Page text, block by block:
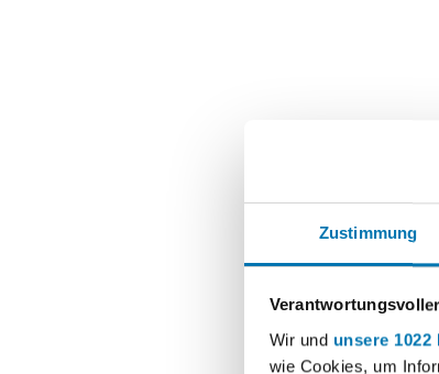
Zustimmung
Wir und unsere 1022
wie Cookies, um